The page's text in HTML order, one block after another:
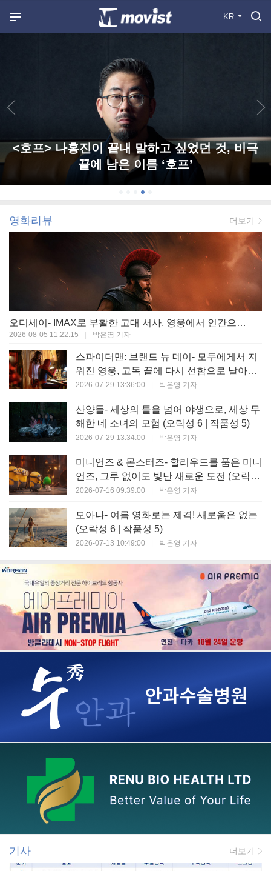
KR
<호프> 나홍진이 끝내 말하고 싶었던 것, 비극
끝에 남은 이름 ‘호프’
영화리뷰 더보기
오디세이- IMAX로 부활한 고대 서사, 영웅에서 인간으로의 귀환 (오락성 9 | 작품성 9)
2026-08-05 11:22:15 박은영 기자
스파이더맨: 브랜드 뉴 데이- 모두에게서 지
워진 영웅, 고독 끝에 다시 선함으로 날아오
르다 (오락성 8 | 작품성 8)
2026-07-29 13:36:00 박은영 기자
산양들- 세상의 틀을 넘어 야생으로, 세상 무
해한 네 소녀의 모험 (오락성 6 | 작품성 5)
2026-07-29 13:34:00 박은영 기자
미니언즈 & 몬스터즈- 할리우드를 품은 미니
언즈, 그루 없이도 빛난 새로운 도전 (오락성
7 | 작품성 6)
2026-07-16 09:39:00 박은영 기자
모아나- 여름 영화로는 제격! 새로움은 없는
(오락성 6 | 작품성 5)
2026-07-13 10:49:00 박은영 기자
기사 더보기